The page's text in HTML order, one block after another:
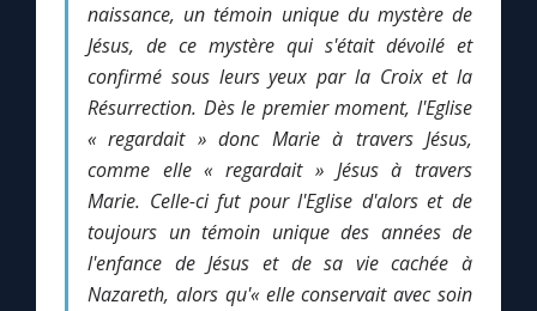
naissance, un témoin unique du mystère de
Jésus, de ce mystère qui s'était dévoilé et
confirmé sous leurs yeux par la Croix et la
Résurrection. Dès le premier moment, l'Eglise
« regardait » donc Marie à travers Jésus,
comme elle « regardait » Jésus à travers
Marie. Celle-ci fut pour l'Eglise d'alors et de
toujours un témoin unique des années de
l'enfance de Jésus et de sa vie cachée à
Nazareth, alors qu'« elle conservait avec soin